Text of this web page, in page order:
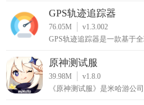
智卷精灵最新版推荐
对于需要高效管理大量文件的
智能化的操作以及安全可靠的
管理体验。无论是日常办公还
供全面而高效的支持。
GPS轨迹追踪器
76.05M
v1.3.002
GPS轨迹追踪器是一款基于
原神测试服
39.98M
v1.8.0
《原神测试服》是米哈游公